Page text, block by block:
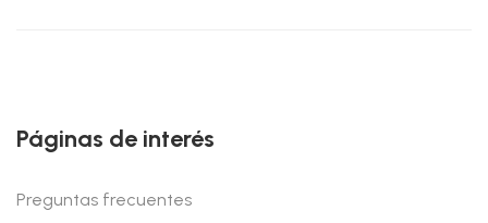
Páginas de interés
Preguntas frecuentes